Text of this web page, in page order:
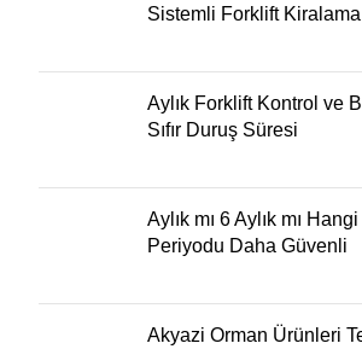
Sistemli Forklift Kiralama
Aylık Forklift Kontrol ve
Sıfır Duruş Süresi
Aylık mı 6 Aylık mı
Periyodu Daha Güvenli
Akyazi Orman Ürünleri